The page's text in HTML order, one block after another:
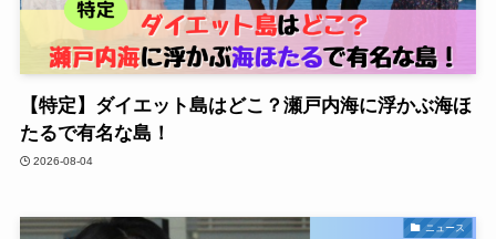
【特定】ダイエット島はどこ？瀬戸内海に浮かぶ海ほ
たるで有名な島！
2026-08-04
ニュース